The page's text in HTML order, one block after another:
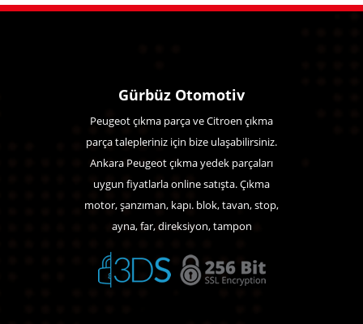
Gürbüz Otomotiv
Peugeot çıkma parça ve Citroen çıkma
parça talepleriniz için bize ulaşabilirsiniz.
Ankara Peugeot çıkma yedek parçaları
uygun fiyatlarla online satışta. Çıkma
motor, şanzıman, kapı. blok, tavan, stop,
ayna, far, direksiyon, tampon